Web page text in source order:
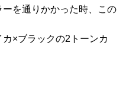
を通りかかった時、この
×ブラックの2トーンカ